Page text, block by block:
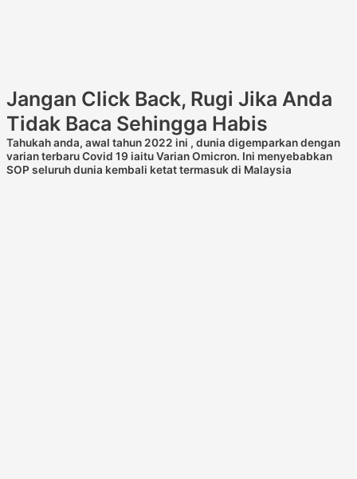
Jangan Click Back, Rugi Jika Anda
Tidak Baca Sehingga Habis
Tahukah anda, awal tahun 2022 ini , dunia digemparkan dengan
varian terbaru Covid 19 iaitu Varian Omicron. Ini menyebabkan
SOP seluruh dunia kembali ketat termasuk di Malaysia